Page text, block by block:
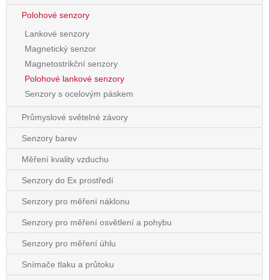
Polohové senzory
Lankové senzory
Magnetický senzor
Magnetostrikční senzory
Polohové lankové senzory
Senzory s ocelovým páskem
Průmyslové světelné závory
Senzory barev
Měření kvality vzduchu
Senzory do Ex prostředí
Senzory pro měření náklonu
Senzory pro měření osvětlení a pohybu
Senzory pro měření úhlu
Snímače tlaku a průtoku